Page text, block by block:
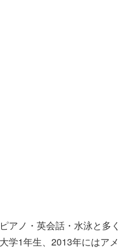
アノ・英会話・水泳と多く
学1年生、2013年にはアメ